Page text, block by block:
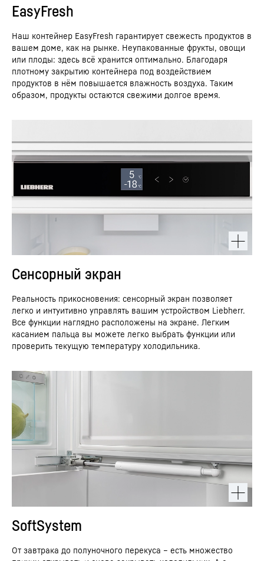
EasyFresh
Наш контейнер EasyFresh гарантирует свежесть продуктов в
вашем доме, как на рынке. Неупакованные фрукты, овощи
или плоды: здесь всё хранится оптимально. Благодаря
плотному закрытию контейнера под воздействием
продуктов в нём повышается влажность воздуха. Таким
образом, продукты остаются свежими долгое время.
Сенсорный экран
Реальность прикосновения: сенсорный экран позволяет
легко и интуитивно управлять вашим устройством Liebherr.
Все функции наглядно расположены на экране. Легким
касанием пальца вы можете легко выбрать функции или
проверить текущую температуру холодильника.
SoftSystem
От завтрака до полуночного перекуса – есть множество